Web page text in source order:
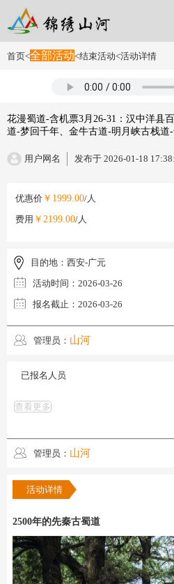
首页<全部活动<结束活动<活动详情
花漫蜀道-含机票3月26-31：汉中洋县
道-梦回千年、金牛古道-明月峡古栈
用户网名
发布于 2026-01-18
优惠价 ￥1999.00/人
费用 ￥2199.00/人
目的地： 西安-广元
活动时间： 2026-03-26
报名截止： 2026-03-26
管理员： 山河
已报名人员
查看更多
管理员： 山河
活动详情
2500年的先秦古蜀道